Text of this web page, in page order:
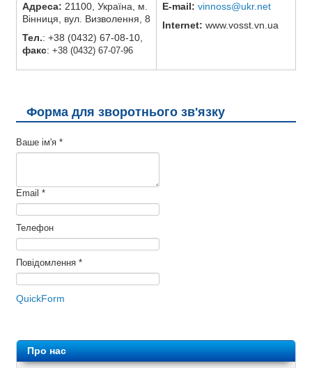
Адреса: 21100, Україна, м.
Вінниця, вул. Визволення, 8
Тел.: +38 (0432) 67-08-10,
факс: +38 (0432) 67-07-96
E-mail: vinnoss@ukr.net
Internet: www.vosst.vn.ua
Форма для зворотнього зв'язку
Ваше ім'я *
Email *
Телефон
Повідомлення *
QuickForm
Про нас